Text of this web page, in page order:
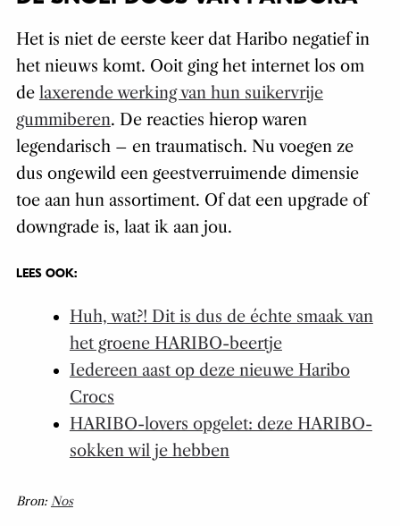
Het is niet de eerste keer dat Haribo negatief in
het nieuws komt. Ooit ging het internet los om
de laxerende werking van hun suikervrije
gummiberen. De reacties hierop waren
legendarisch – en traumatisch. Nu voegen ze
dus ongewild een geestverruimende dimensie
toe aan hun assortiment. Of dat een upgrade of
downgrade is, laat ik aan jou.
LEES OOK:
Huh, wat?! Dit is dus de échte smaak van
het groene HARIBO-beertje
Iedereen aast op deze nieuwe Haribo
Crocs
HARIBO-lovers opgelet: deze HARIBO-
sokken wil je hebben
Bron:Nos